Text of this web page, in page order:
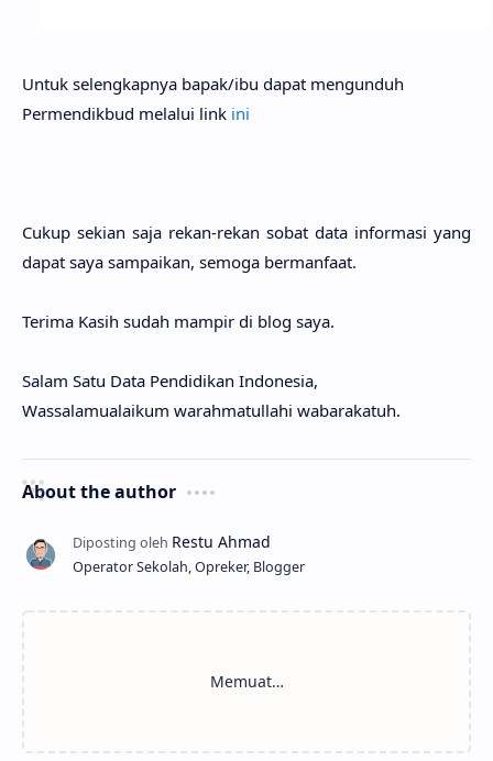
Untuk selengkapnya bapak/ibu dapat mengunduh
Permendikbud melalui link ini
Cukup sekian saja rekan-rekan sobat data informasi yang
dapat saya sampaikan, semoga bermanfaat.
Terima Kasih sudah mampir di blog saya.
Salam Satu Data Pendidikan Indonesia,
Wassalamualaikum warahmatullahi wabarakatuh.
About the author
Operator Sekolah, Opreker, Blogger